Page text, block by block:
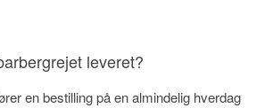
leveret?
en bestilling på en almindelig hverdag